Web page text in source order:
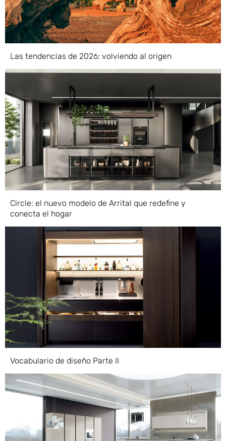
Las tendencias de 2026: volviendo al origen
Circle: el nuevo modelo de Arrital que redefine y
conecta el hogar
Vocabulario de diseño Parte II